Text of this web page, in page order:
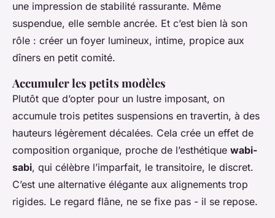
une impression de stabilité rassurante. Même
suspendue, elle semble ancrée. Et c’est bien là son
rôle : créer un foyer lumineux, intime, propice aux
dîners en petit comité.
Accumuler les petits modèles
Plutôt que d’opter pour un lustre imposant, on
accumule trois petites suspensions en travertin, à des
hauteurs légèrement décalées. Cela crée un effet de
composition organique, proche de l’esthétique wabi-
sabi, qui célèbre l’imparfait, le transitoire, le discret.
C’est une alternative élégante aux alignements trop
rigides. Le regard flâne, ne se fixe pas - il se repose.